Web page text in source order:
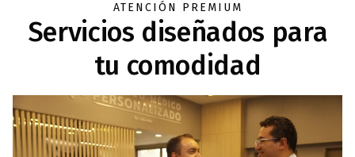
ATENCIÓN PREMIUM
Servicios diseñados para
tu comodidad